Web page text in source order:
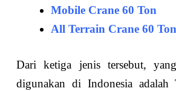
Mobile Crane 60 Ton
All Terrain Crane 60 Ton
Dari ketiga jenis tersebut,
digunakan di Indonesia adalah